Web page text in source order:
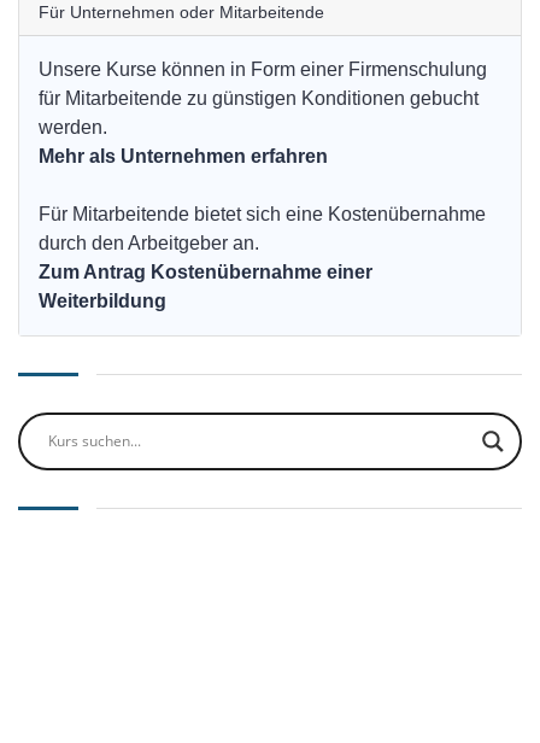
Für Unternehmen oder Mitarbeitende
Unsere Kurse können in Form einer Firmenschulung
für Mitarbeitende zu günstigen Konditionen gebucht
werden.
Mehr als Unternehmen erfahren
Für Mitarbeitende bietet sich eine Kostenübernahme
durch den Arbeitgeber an.
Zum Antrag Kostenübernahme einer
Weiterbildung